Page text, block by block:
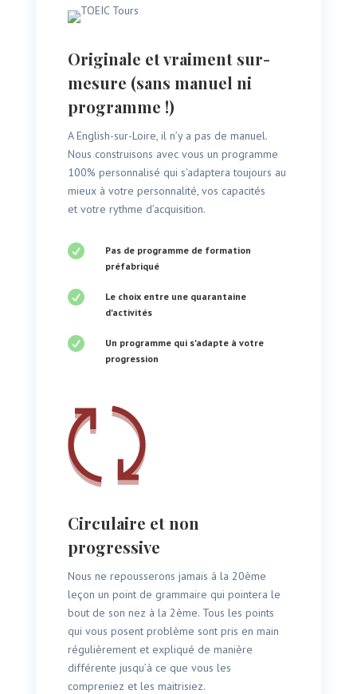
Originale et vraiment sur-
mesure (sans manuel ni
programme !)
A English-sur-Loire, il n’y a pas de manuel.
Nous construisons avec vous un programme
100% personnalisé qui s’adaptera toujours au
mieux à votre personnalité, vos capacités
et votre rythme d’acquisition.

Pas de programme de formation
préfabriqué

Le choix entre une quarantaine
d'activités

Un programme qui s'adapte à votre
progression
Circulaire et non
progressive
Nous ne repousserons jamais à la 20ème
leçon un point de grammaire qui pointera le
bout de son nez à la 2ème. Tous les points
qui vous posent problème sont pris en main
régulièrement et expliqué de manière
différente jusqu’à ce que vous les
compreniez et les maitrisiez.